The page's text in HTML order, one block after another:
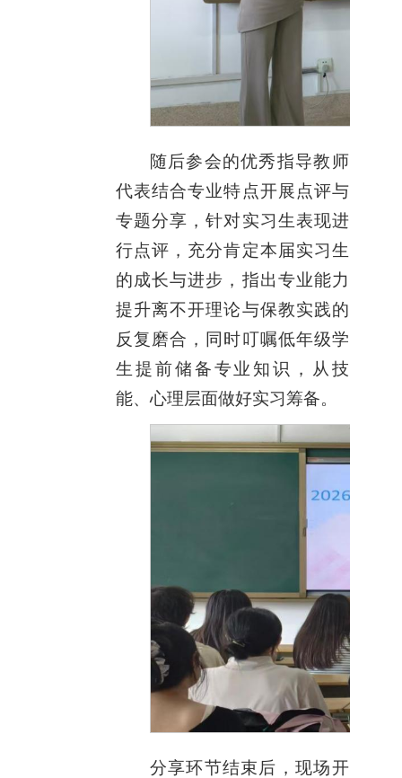
随后参会的优秀指导教师
代表结合专业特点开展点评与
专题分享，针对实习生表现进
行点评，充分肯定本届实习生
的成长与进步，指出专业能力
提升离不开理论与保教实践的
反复磨合，同时叮嘱低年级学
生提前储备专业知识，从技
能、心理层面做好实习筹备。
分享环节结束后，现场开